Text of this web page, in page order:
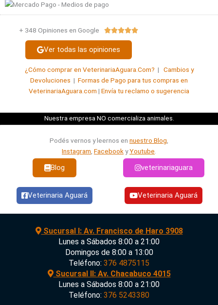
+ 348 Opiniones en Google Valorado
5
Ver todas las opiniones
¿Cómo comprar en VeterinariaAguara.Com? | Cambios y
Devoluciones | Formas de Pago para tus compras en
VeterinariaAguara.com | Envía tu reclamo o sugerencia
Nuestra empresa NO comercializa animales.
Podés vernos y leernos en nuestro Blog,
Instagram, FacebookyYoutube.
Blog veterinariaguara
Veterinaria Aguará Veterinaria Aguará
Sucursal I: Av. Francisco de Haro 3908
Lunes a Sábados 8:00 a 21:00
Domingos de 8:00 a 13:00
Teléfono: 376 4875115
Sucursal II: Av. Chacabuco 4015
Lunes a Sábados 8:00 a 21:00
Teléfono: 376 5243380